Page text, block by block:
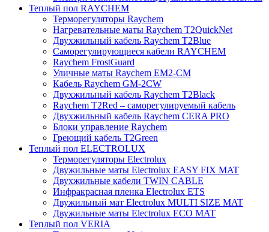
Теплый пол RAYCHEM
Терморегуляторы Raychem
Нагревательные маты Raychem T2QuickNet
Двухжильный кабель Raychem T2Blue
Саморегулирующиеся кабели RAYCHEM
Raychem FrostGuard
Уличные маты Raychem EM2-CM
Кабель Raychem GM-2CW
Двухжильный кабель Raychem T2Black
Raychem T2Red – саморегулируемый кабель
Двухжильный кабель Raychem CERA PRO
Блоки управление Raychem
Греющий кабель T2Green
Теплый пол ELECTROLUX
Терморегуляторы Electrolux
Двужильные маты Electrolux EASY FIX MAT
Двухжильные кабели TWIN CABLE
Инфракрасная пленка Electrolux ETS
Двужильный мат Electrolux MULTI SIZE MAT
Двужильные маты Electrolux ECO MAT
Теплый пол VERIA